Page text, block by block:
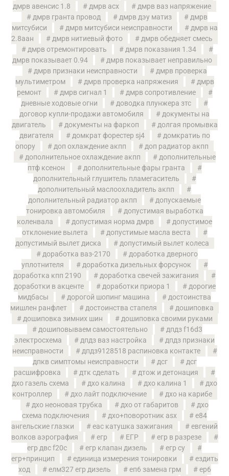
дмрв авенсис 1.8
дмрв асх
дмрв ваз напряжение
дмрв гранта провод
дмрв дэу матиз
дмрв
митсубиси
дмрв митсубиси неисправности
дмрв на
2.8аан
дмрв нитиевый фото
дмрв обедняет смесь
дмрв отремонтировать
дмрв показания 1.34
дмрв показывает 0.94
дмрв показывает неправильно
дмрв признаки неисправности
дмрв проверка
мультиметром
дмрв проверка напряжения
дмрв
ремонт
дмрв сигнал 1
дмрв сопротивление
дневные ходовые огни
доводка плунжера зтс
договор купли-продажи автомобиля
документы на
двигатель
документы на фаркоп
долгая промывка
двигателя
домкрат форестер sj4
домкратиь по
опору
доп охлаждение акпп
доп радиатор акпп
дополнительное охлаждение акпп
дополнительные
птф ксенон
дополнительные фары гранта
дополнительный глушитель пламегаситель
дополнительный маслоохладитель акпп
дополнительный радиатор акпп
допускаемые
тонировка автомобиля
допустимая выработка
коленвала
допустимая норма дмрв
допустимое
отклонение вылета
допустимые масла веста
допустимый вылет диска
допустимый вылет колеса
доработка ваз-2170
доработка дверного
уплотнителя
доработка дизельных форсунок
доработка кпп 2190
доработка свечей зажигания
доработки в акценте
доработки приора 1
дорогие
мидбасы
дорогой шопинг машина
достоинства
мишлен ранфлет
достоинства стапеля
дошиповка
дошиповка зимних шин
дошиповка своими руками
дошиповываем самостоятельно
дпдз f16d3
электросхема
дпдз ваз настройка
дпдз признаки
неисправности
дпдз9128518 распиновка контакте
дпкв симптомы неисправности
дсг
дсг
расшифровка
дтк сделать
дтож и детонация
дхо газель схема
дхо калина дхо калина 1
дхо
контроллер
дхо лайт подключение
дхо на карибе
дхо неоновая трубка
дхо от габаритов
дхо
схема подключения
дхо+поворотник asx
е84
ангельские глазки
еас катушка зажигания
евгений
волков аэрография
егр ЕГР
егр в разрезе
егр двс f20c
егр клапан дизель
егр су
егр+принцип
единица измерения тонировки
ездить
ход
елм327 егр дизель еп6 замена грм
ер6